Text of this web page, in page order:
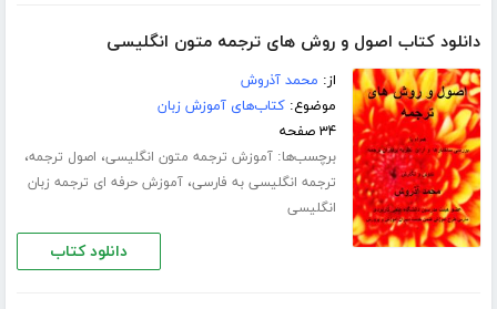
دانلود کتاب اصول و روش های ترجمه متون انگلیسی
از: محمد آذروش
موضوع:کتاب‌های آموزش زبان
۳۴ صفحه
برچسب‌ها:آموزش ترجمه متون انگلیسی، اصول ترجمه،
ترجمه انگلیسی به فارسی،آموزش حرفه ای ترجمه زبان
انگلیسی
دانلود کتاب